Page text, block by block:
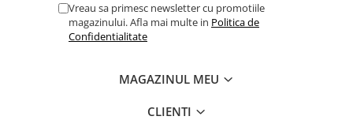
Vreau sa primesc newsletter cu promotiile
magazinului. Afla mai multe in Politica de
Confidentialitate
MAGAZINUL MEU
CLIENTI